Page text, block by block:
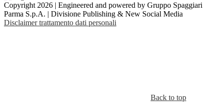
Copyright 2026 | Engineered and powered by Gruppo Spaggiari
Parma S.p.A. | Divisione Publishing & New Social Media
Disclaimer trattamento dati personali
Back to top